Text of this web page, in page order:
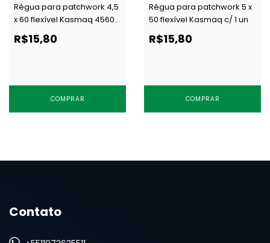
Régua para patchwork 4,5
x 60 flexível Kasmaq 4560
c/ 1 un
R$15,80
COMPRAR
Régua para patchwork 5 x
50 flexível Kasmaq c/ 1 un
R$15,80
COMPRAR
Contato